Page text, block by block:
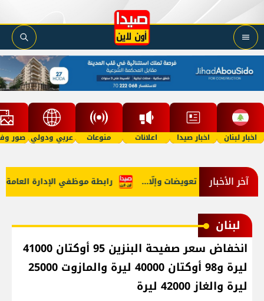
اخبار لبنان اخبار صيدا اعلانات منوعات عربي ودولي صور
آخر الأخبار رابطة موظفي الإدارة العامة في هرمز: تعويضات وإلّا...
لبنان
انخفاض سعر صفيحة البنزين 95 أوكتان 41000
ليرة و98 أوكتان 40000 ليرة والمازوت 25000
ليرة والغاز 42000 ليرة